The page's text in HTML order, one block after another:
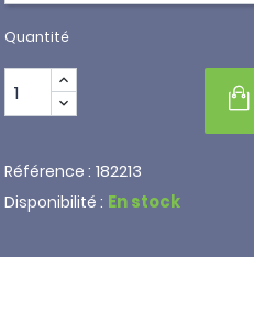
Quantité
Référence : 182213
Disponibilité : En stock